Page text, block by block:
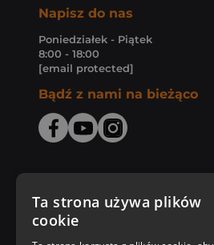
Napisz do nas
Poniedziałek - Piątek
8:00 - 18:00
[email protected]
Bądź z nami na bieżąco
Zakupy u nas
Ta strona używa plików
cookie